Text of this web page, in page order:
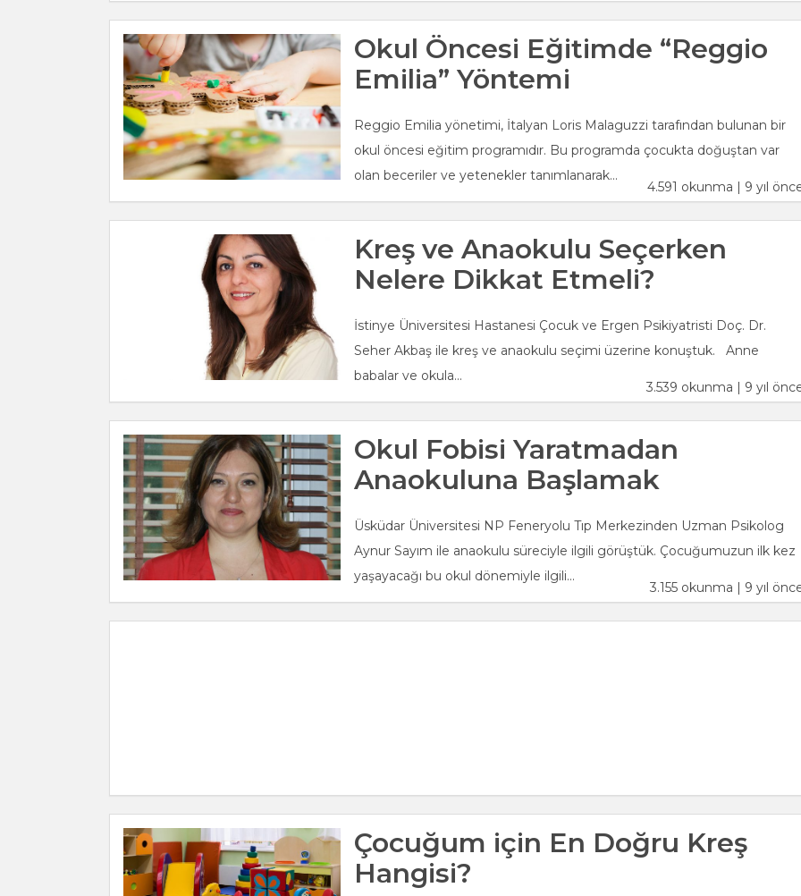
Okul Öncesi Eğitimde “Reggio
Emilia” Yöntemi
Reggio Emilia yönetimi, İtalyan Loris Malaguzzi tarafından bulunan bir
okul öncesi eğitim programıdır. Bu programda çocukta doğuştan var
olan beceriler ve yetenekler tanımlanarak...
4.591 okunma | 9 yıl
Kreş ve Anaokulu Seçerken
Nelere Dikkat Etmeli?
İstinye Üniversitesi Hastanesi Çocuk ve Ergen Psikiyatristi Doç. Dr.
Seher Akbaş ile kreş ve anaokulu seçimi üzerine konuştuk. Anne
babalar ve okula...
3.539 okunma | 9 yıl
Okul Fobisi Yaratmadan
Anaokuluna Başlamak
Üsküdar Üniversitesi NP Feneryolu Tıp Merkezinden Uzman Psikolog
Aynur Sayım ile anaokulu süreciyle ilgili görüştük. Çocuğumuzun ilk kez
yaşayacağı bu okul dönemiyle ilgili...
3.155 okunma | 9 yıl
Çocuğum için En Doğru Kreş
Hangisi?